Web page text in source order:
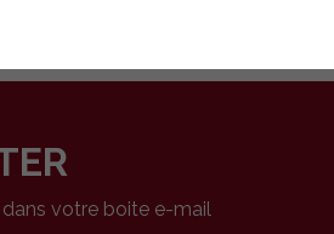
votre boite e-mail